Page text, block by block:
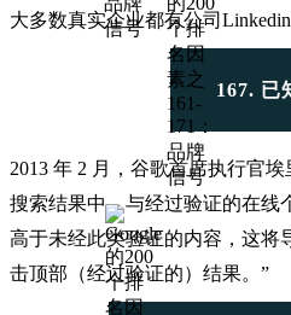
大多数真实企业都有公司Linkedin
167. 已
2013 年 2 月，谷歌首席执行官
搜索结果中，与经过验证的在线
高于未经此类验证的内容，这将
击顶部（经过验证的）结果。”